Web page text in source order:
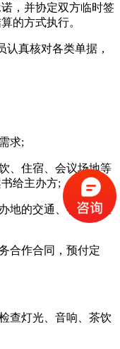
，并协定双方临时签
的方式执行。
真核对各类单据，
求;
住宿、会议场地等
给主办方;
的交通、餐饮、住
合作合同，预付定
灯光、音响、茶饮